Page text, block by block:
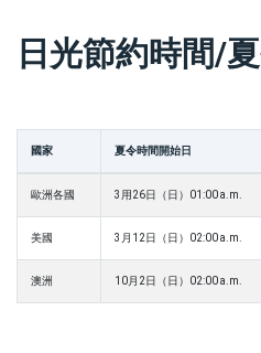
日光節約時間/
國家 夏令時間開始日
歐洲各國 3用26日（日）01:00 a.m.
美國 3月12日（日）02:00 a.m.
澳洲 10月2日（日）02:00 a.m.